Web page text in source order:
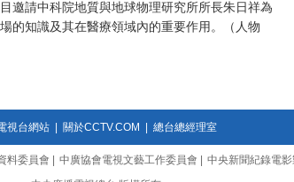
邀請中科院地質與地球物理研究所所長朱日祥為
的知識及其在醫療領域內的重要作用。（人物
視台網站| 關於CCTV.COM 總台總經理室
料委員會 中廣協會電視文藝工作委員會
中央新聞紀錄電